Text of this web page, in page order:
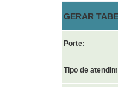
GERAR
Porte:
Tipo de